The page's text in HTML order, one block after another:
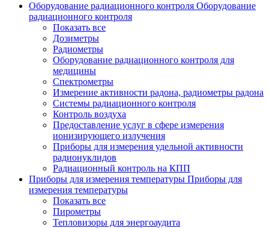
Оборудование радиационного контроля Оборудование
радиационного контроля
Показать все
Дозиметры
Радиометры
Оборудование радиационного контроля для
медицины
Спектрометры
Измерение активности радона, радиометры радона
Системы радиационного контроля
Контроль воздуха
Предоставление услуг в сфере измерения
ионизирующего излучения
Приборы для измерения удельной активности
радионуклидов
Радиационный контроль на КПП
Приборы для измерения температуры Приборы для
измерения температуры
Показать все
Пирометры
Тепловизоры для энергоаудита